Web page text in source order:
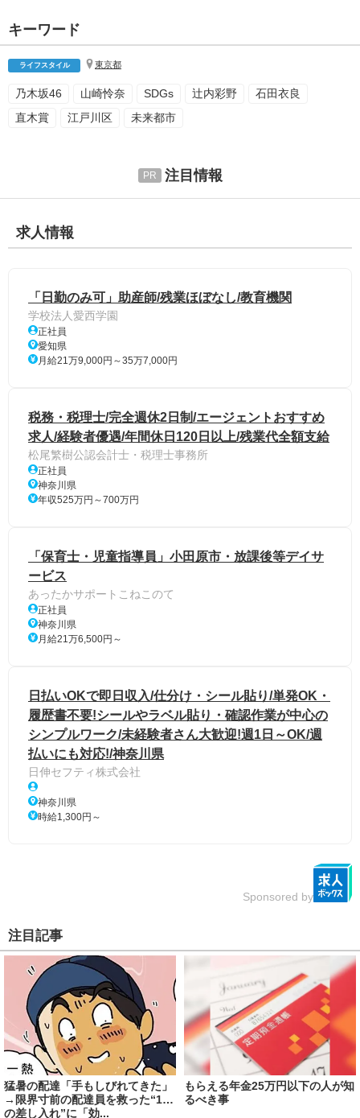
キーワード
ライフスタイル 東京都
乃木坂46 山崎怜奈 SDGs 辻内彩野
石田衣良
直木賞
江戸川区 未来都市
注目情報
求人情報
「日勤のみ可」助産師/残業ほぼなし/教育機関
学校法人愛西学園
正社員
愛知県
月給21万9,000円～35万7,000円
税務・税理士/完全週休2日制/エージェントおすすめ
求人/経験者優遇/年間休日120日以上/残業代全額支給
松尾繁樹公認会計士・税理士事務所
正社員
神奈川県
年収525万円～700万円
「保育士・児童指導員」小田原市・放課後等デイサ
ービス
あったかサポートこねこのて
正社員
神奈川県
月給21万6,500円～
日払いOKで即日収入/仕分け・シール貼り/単発OK・
履歴書不要!シールやラベル貼り・確認作業が中心の
シンプルワーク/未経験者さん大歓迎!週1日～OK/週
払いにも対応!/神奈川県
日伸セフティ株式会社
神奈川県
時給1,300円～
Sponsored by
注目記事
猛暑の配達「手もしびれてきた」
→限界寸前の配達員を救った“1つ
の差し入れ”に「効...
もらえる年金25万円以下の人が知
るべき事